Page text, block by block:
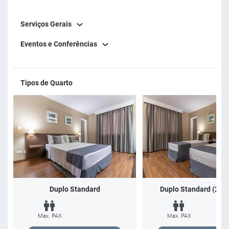
Serviços Gerais
Eventos e Conferências
Tipos de Quarto
Duplo Standard
Max. PAX
Duplo Standard (2x
Max. PAX